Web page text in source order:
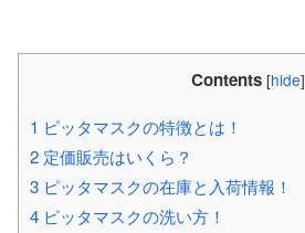
Contents [hide]
1 ピッタマスクの特徴とは！
2 定価販売はいくら？
3 ピッタマスクの在庫と入荷情報！
4 ピッタマスクの洗い方！